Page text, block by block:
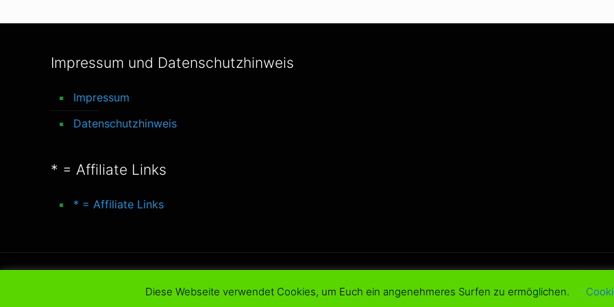
Impressum und Datenschutzhinweis
Impressum
Datenschutzhinweis
* = Affiliate Links
* = Affiliate Links
Diese Webseite verwendet Cookies, um Euch ein angenehmeres Surfen zu ermöglichen.